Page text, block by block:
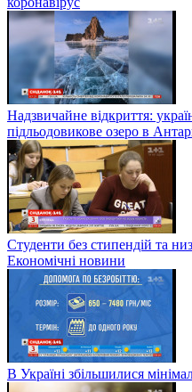
Надзвичайне відкриття:
підльодовикове озеро в
Студенти без стипендій та
Економічні новини
В Україні збільшилися